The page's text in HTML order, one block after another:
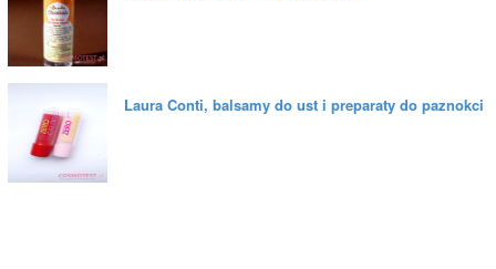
Laura Conti, balsamy do ust i preparaty do paznokci